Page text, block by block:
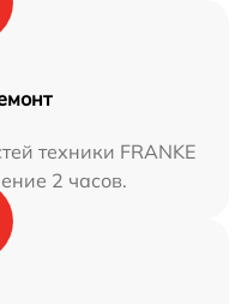
техники FRANKE
2 часов.